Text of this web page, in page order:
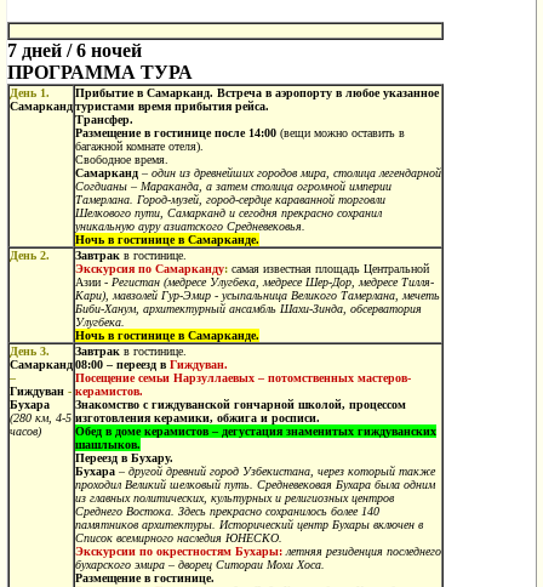
7 дней / 6 ночей
ПРОГРАММА ТУРА
День 1.
Самарканд
Прибытие в Самарканд. Встреча в аэропорту в любое указанное
туристами время прибытия рейса.
Трансфер.
Размещение в гостинице после 14:00 (вещи можно оставить в
багажной комнате отеля).
Свободное время.
Самарканд – один из древнейших городов мира, столица легендарной
Согдианы – Мараканда, а затем столица огромной империи
Тамерлана. Город-музей, город-сердце караванной торговли
Шелкового пути, Самарканд и сегодня прекрасно сохранил
уникальную ауру азиатского Средневековья.
Ночь в гостинице в Самарканде.
День 2. Завтрак в гостинице.
Экскурсия по Самарканду: самая известная площадь Центральной
Азии - Регистан (медресе Улугбека, медресе Шер-Дор, медресе Тилля-
Кари), мавзолей Гур-Эмир - усыпальница Великого Тамерлана
мечеть
Биби-Ханум, архитектурный ансамбль Шахи-Зинда, обсерватория
Улугбека.
Ночь в гостинице в Самарканде.
День 3.
Самарканд
–
Гиждуван -
Бухара
(280 км, 4-5
часов)
Завтрак в гостинице.
08:00 – переезд в Гиждуван.
Посещение семьи Нарзуллаевых – потомственных мастеров-
керамистов.
Знакомство с гиждуванской гончарной школой, процессом
изготовления керамики, обжига и росписи.
Обед в доме керамистов – дегустация знаменитых гиждуванских
шашлыков.
Переезд в Бухару.
Бухара – другой древний город Узбекистана, через который также
проходил Великий шелковый путь. Средневековая Бухара была одним
из главных политических, культурных и религиозных центров
Среднего Востока. Здесь прекрасно сохранилось более 140
памятников архитектуры. Исторический центр Бухары включен в
Список всемирного наследия ЮНЕСКО.
Экскурсии по окрестностям Бухары: летняя резиденция последнего
бухарского эмира – дворец Ситораи Мохи Хоса.
Размещение в гостинице.